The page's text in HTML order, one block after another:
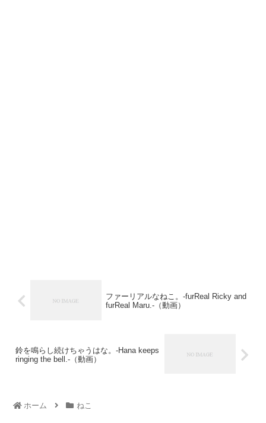
ファーリアルなねこ。-furReal Ricky and
furReal Maru.-（動画）
鈴を鳴らし続けちゃうはな。-Hana keeps
ringing the bell.-（動画）
ホーム ねこ